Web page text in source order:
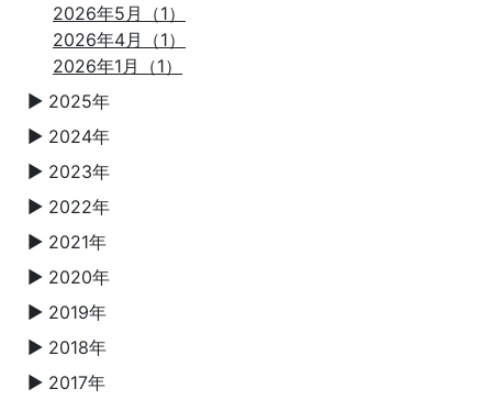
2026年5月（1）
2026年4月（1）
2026年1月（1）
▼ 2025年
▼ 2024年
▼ 2023年
▼ 2022年
▼ 2021年
▼ 2020年
▼ 2019年
▼ 2018年
▼ 2017年